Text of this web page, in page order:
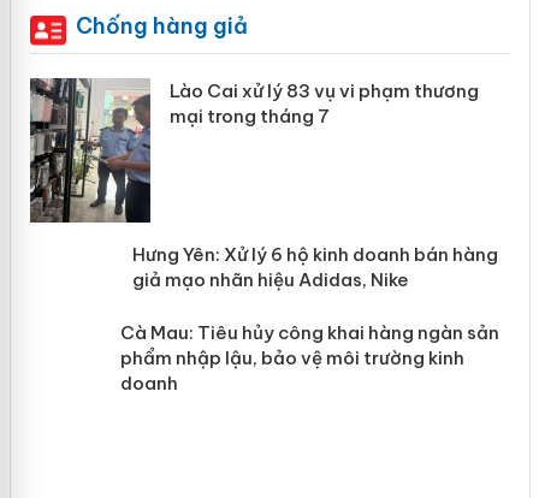
Chống hàng giả
Lào Cai xử lý 83 vụ vi phạm thương
mại trong tháng 7
Hưng Yên: Xử lý 6 hộ kinh doanh bán
hàng giả mạo nhãn hiệu Adidas, Nike